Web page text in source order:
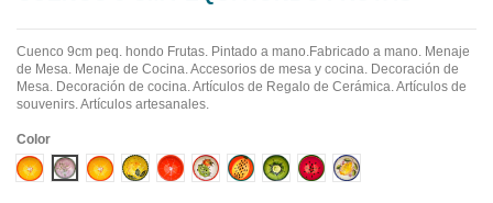
Cuenco 9cm peq. hondo Frutas. Pintado a mano.Fabricado a mano. Menaje
de Mesa. Menaje de Cocina. Accesorios de mesa y cocina. Decoración de
Mesa. Decoración de cocina. Artículos de Regalo de Cerámica. Artículos de
souvenirs. Artículos artesanales.
Color
Diseño 1Diseño 10Diseño 2Diseño 3Diseño 4Diseño 5Diseño 6Diseño 7Diseño 8Diseño 9